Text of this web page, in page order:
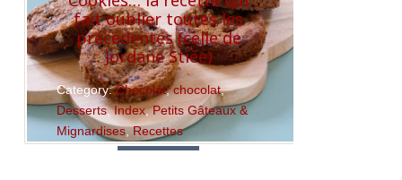
fait oublier toutes les
précédentes (celle de
Jordane Stiée)
Category:Chocolat,chocolat,
Desserts,Index,Petits Gâteaux &
Mignardises,Recettes